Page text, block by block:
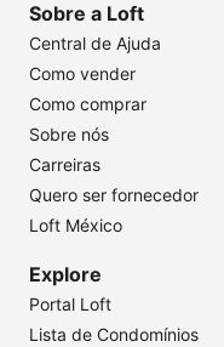
Sobre a Loft
Central de Ajuda
Como vender
Como comprar
Sobre nós
Carreiras
Quero ser fornecedor
Loft México
Explore
Portal Loft
Lista de Condomínios